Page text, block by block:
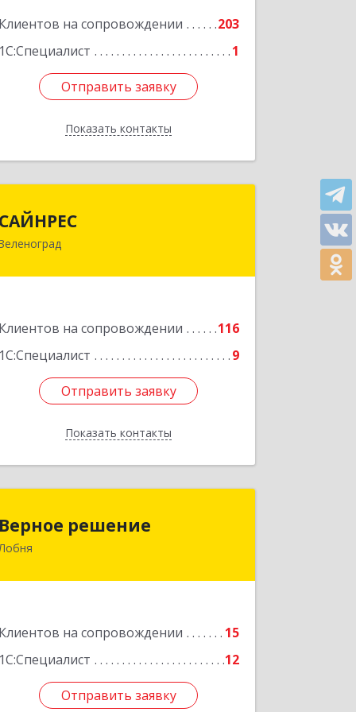
Клиентов на сопровождении
203
1С:Специалист
1
Отправить заявку
Показать контакты
Подробнее
Отправить заявку
Назад
САЙНРЕС
Клиентов на сопровождении
116
1С:Специалист
9
Отправить заявку
Показать контакты
124365, Москва г, Зеленоград г,
Отправить заявку
Назад
Верное решение
Лобня
Клиентов на сопровождении
15
1С:Специалист
12
Отправить заявку
Отправить заявку